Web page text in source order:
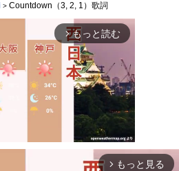
Countdown（3, 2, 1）歌詞
arrow_forward_ios もっと読む
arrow_forward_ios もっと見る